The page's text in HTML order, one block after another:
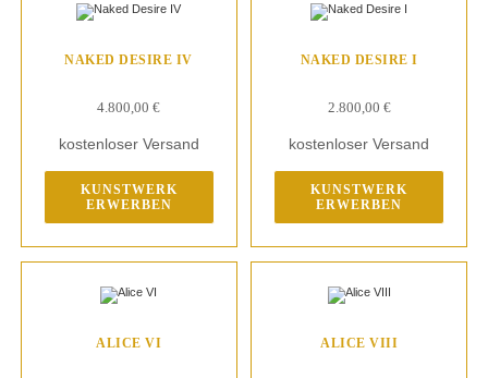
NAKED DESIRE IV
4.800,00€
kostenloser Versand
KUNSTWERK
ERWERBEN
NAKED DESIRE I
2.800,00 €
kostenloser Versand
KUNSTWERK
ERWERBEN
ALICE VI ALICE VIII